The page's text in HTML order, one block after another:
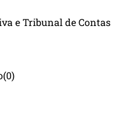
e Tribunal de Contas
(0)